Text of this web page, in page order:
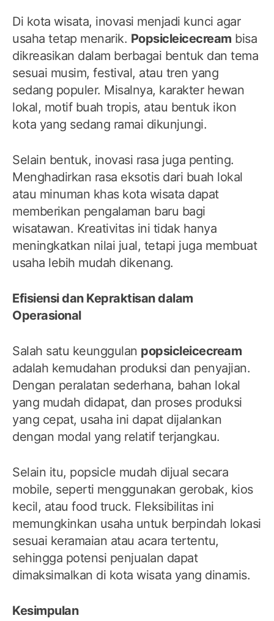
Di kota wisata, inovasi menjadi kunci agar
usaha tetap menarik. Popsicleicecream bisa
dikreasikan dalam berbagai bentuk dan tema
sesuai musim, festival, atau tren yang
sedang populer. Misalnya, karakter hewan
lokal, motif buah tropis, atau bentuk ikon
kota yang sedang ramai dikunjungi.
Selain bentuk, inovasi rasa juga penting.
Menghadirkan rasa eksotis dari buah lokal
atau minuman khas kota wisata dapat
memberikan pengalaman baru bagi
wisatawan. Kreativitas ini tidak hanya
meningkatkan nilai jual, tetapi juga membuat
usaha lebih mudah dikenang.
Efisiensi dan Kepraktisan dalam
Operasional
Salah satu keunggulan popsicleicecream
adalah kemudahan produksi dan penyajian.
Dengan peralatan sederhana, bahan lokal
yang mudah didapat, dan proses produksi
yang cepat, usaha ini dapat dijalankan
dengan modal yang relatif terjangkau.
Selain itu, popsicle mudah dijual secara
mobile, seperti menggunakan gerobak, kios
kecil, atau food truck. Fleksibilitas ini
memungkinkan usaha untuk berpindah lokasi
sesuai keramaian atau acara tertentu,
sehingga potensi penjualan dapat
dimaksimalkan di kota wisata yang dinamis.
Kesimpulan